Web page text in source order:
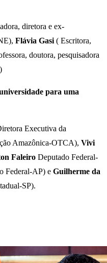
diretora e ex-
Flávia Gasi ( Escritora,
doutora, pesquisadora
para uma
Executiva da
Amazônica-OTCA), Vivi
Faleiro Deputado Federal-
Federal-AP) e Guilherme da
SP).